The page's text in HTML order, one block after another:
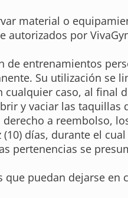
material o
autorizados por
entrenamientos
Su utilización
caso, al final
y vaciar las
a reembolso,
días, durante el
pertenencias se
puedan dejarse